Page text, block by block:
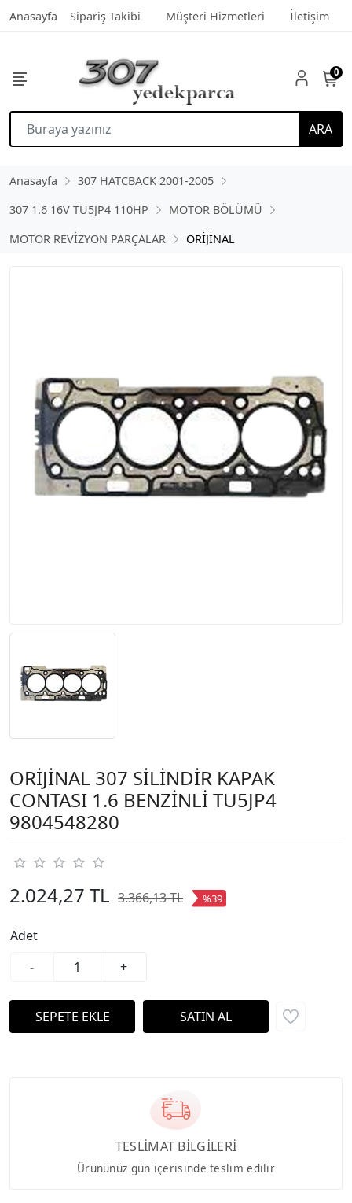
Anasayfa Sipariş Takibi Müşteri Hizmetleri İletişim
ARA
0
Anasayfa
307 HATCBACK 2001-2005
307 1.6 16V TU5JP4 110HP
MOTOR BÖLÜMÜ
MOTOR REVİZYON PARÇALAR
ORİJİNAL
ORİJİNAL 307 SİLİNDİR KAPAK
CONTASI 1.6 BENZİNLİ TU5JP4
9804548280
2.024,27 TL 3.366,13 TL %39
Adet
-
+
TESLİMAT BİLGİLERİ
Ürününüz gün içerisinde teslim edilir